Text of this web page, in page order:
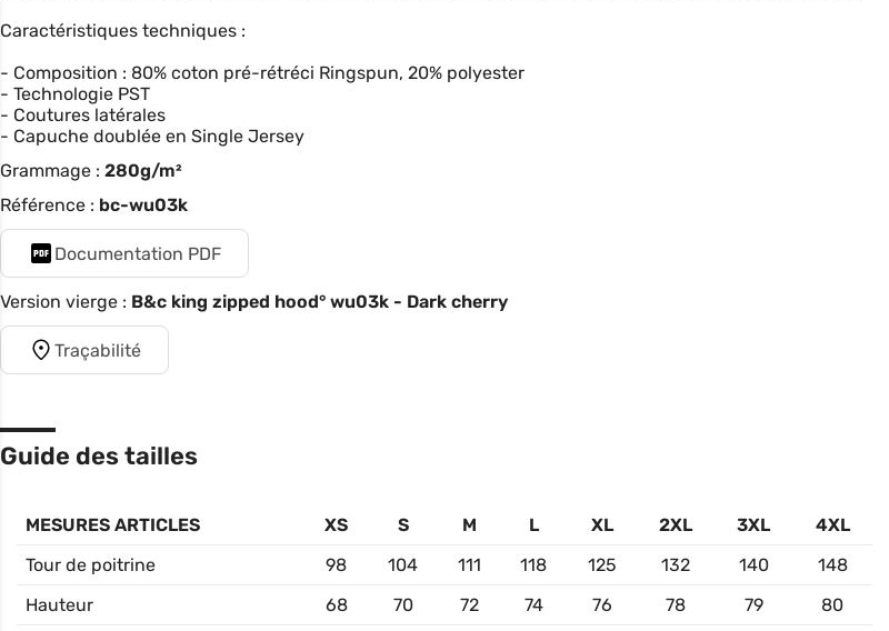
Caractéristiques techniques :
- Composition : 80% coton pré-rétréci Ringspun, 20% polyester
- Technologie PST
- Coutures latérales
- Capuche doublée en Single Jersey
Grammage : 280g/m²
Référence : bc-wu03k
Documentation PDF
Version vierge : B&c king zipped hood° wu03k - Dark cherry
Traçabilité
Guide des tailles
MESURES ARTICLES XS S M L XL 2XL 3XL
4XL
Tour de poitrine
98 104 111 118 125 132 140
148
Hauteur
68 70 72 74 76 78 79 80